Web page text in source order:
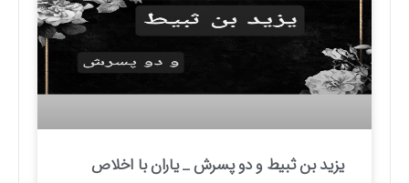
یزید بن ثبیط و دو پسرش _ یاران با اخلاص